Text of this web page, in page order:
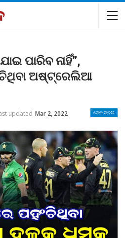
ପାରିବ ନାହିଁ”,
ଅଷ୍ଟ୍ରେଲିଆ
ଖେଳ ଖବର
updated Mar 2, 2022